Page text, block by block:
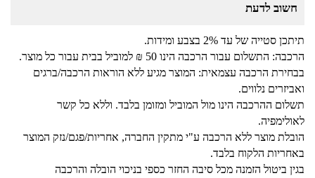
חשוב לדעת
תיתכן סטייה של עד 2% בצבע ומידות.
הרכבה: התשלום עבור הרכבה הינו 50 ₪ למוביל בבית עבור כל מוצר.
בבחירת הרכבה עצמאית: המוצר מגיע ללא הוראות הרכבה/ברגים
ואביזרים נלווים.
תשלום ההרכבה הינו מול המוביל ומזומן בלבד. וללא כל קשר
לאולימפיה.
הובלת מוצר ללא הרכבה ע"י מתקין החברה, אחריות/פגם/נזק המוצר
באחריות הלקוח בלבד.
בגין ביטול הזמנה מכל סיבה החזר כספי בניכוי הובלה והרכבה